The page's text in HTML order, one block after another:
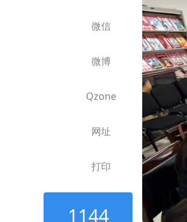
微信
微博
Qzone
网址
打印
1144